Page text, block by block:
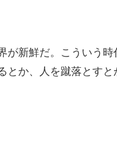
が新鮮だ。こういう
とか、人を蹴落とす